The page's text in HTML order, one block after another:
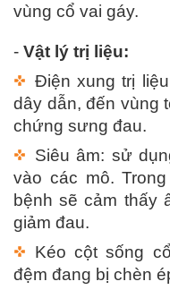
vùng cổ vai gáy.
- Vật lý trị liệu:
Điện xung trị
dây dẫn, đến vùng
chứng sưng đau.
Siêu âm: sử
vào các mô.
bệnh sẽ cảm thấy
giảm đau.
Kéo cột sống
đệm đang bị chèn